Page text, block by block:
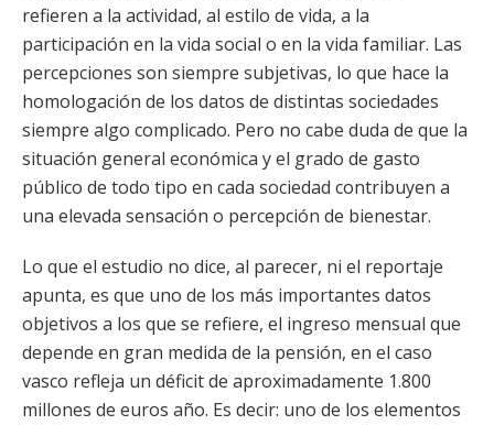
refieren a la actividad, al estilo de vida, a la
participación en la vida social o en la vida familiar. Las
percepciones son siempre subjetivas, lo que hace la
homologación de los datos de distintas sociedades
siempre algo complicado. Pero no cabe duda de que la
situación general económica y el grado de gasto
público de todo tipo en cada sociedad contribuyen a
una elevada sensación o percepción de bienestar.
Lo que el estudio no dice, al parecer, ni el reportaje
apunta, es que uno de los más importantes datos
objetivos a los que se refiere, el ingreso mensual que
depende en gran medida de la pensión, en el caso
vasco refleja un déficit de aproximadamente 1.800
millones de euros año. Es decir: uno de los elementos